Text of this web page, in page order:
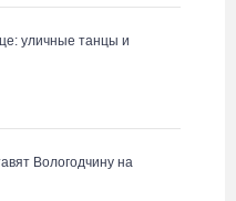
уличные танцы и
Вологодчину на